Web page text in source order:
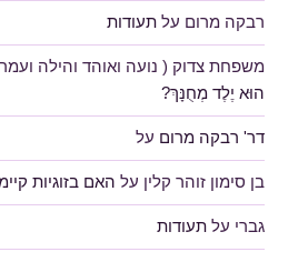
רבקה מרום על תעודות
משפחת צדוק ( נועה ואוהד והילה
הוּא יֶלֶד מְחֻנָּךְ?
דר' רבקה מרום על
בן סימון זוהר קלין על האם בזוגיות
גברי על תעודות